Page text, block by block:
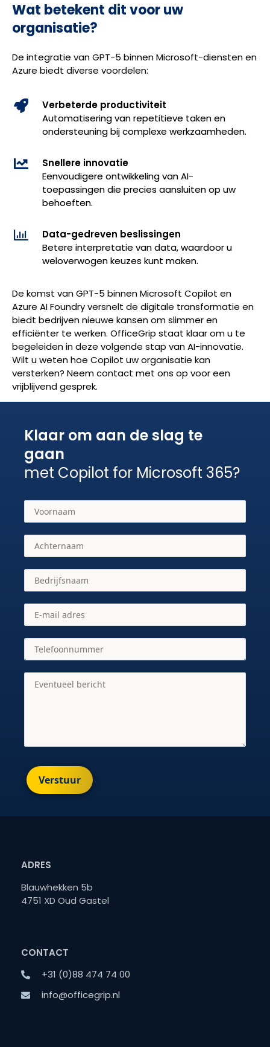
Wat betekent dit voor uw
organisatie?
De integratie van GPT-5 binnen Microsoft-diensten en
Azure biedt diverse voordelen:
Verbeterde productiviteit
Automatisering van repetitieve taken en
ondersteuning bij complexe werkzaamheden.
Snellere innovatie
Eenvoudigere ontwikkeling van AI-
toepassingen die precies aansluiten op uw
behoeften.
Data-gedreven beslissingen
Betere interpretatie van data, waardoor u
weloverwogen keuzes kunt maken.
De komst van GPT-5 binnen Microsoft Copilot en
Azure AI Foundry versnelt de digitale transformatie en
biedt bedrijven nieuwe kansen om slimmer en
efficiënter te werken. OfficeGrip staat klaar om u te
begeleiden in deze volgende stap van AI-innovatie.
Wilt u weten hoe Copilot uw organisatie kan
versterken? Neem contact met ons op voor een
vrijblijvend gesprek.
Klaar om aan de slag te
gaan
met Copilot for Microsoft 365?
Verstuur
ADRES
Blauwhekken 5b
4751 XD Oud Gastel
CONTACT
+31 (0)88 474 74 00
info@officegrip.nl